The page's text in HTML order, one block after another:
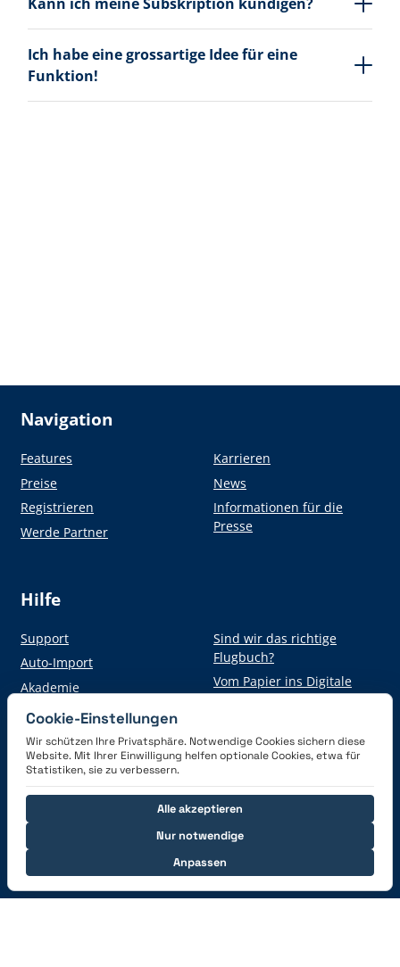
Ich habe eine grossartige Idee für eine
Funktion!
Navigation
Features
Preise
Registrieren
Werde Partner
Karrieren
News
Informationen für die
Presse
Hilfe
Support
Auto-Import
Akademie
Sind wir das richtige
Flugbuch?
Vom Papier ins Digitale
Hol dir die App
Verbinde dich mit uns
Cookie-Einstellungen
Wir schützen Ihre Privatsphäre. Notwendige Cookies sichern diese
Website. Mit Ihrer Einwilligung helfen optionale Cookies, etwa für
Statistiken, sie zu verbessern.
Nur notwendige
Anpassen
Alle akzeptieren